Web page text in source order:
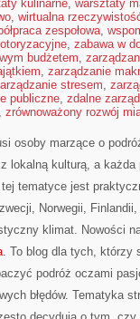
kulinarne, warsztaty
, wirtualna
zespołowa,
, zabawa w
budżetem,
, zarządzanie
stresem,
publiczne, zdalne
, zrównoważony rozwój
osoby marzące o
lokalną kulturą, a
tematyce jest
Norwegii, Finlandii,
klimat. Nowości
. To blog dla tych, którzy
podróż oczami
błędów. Tematyka